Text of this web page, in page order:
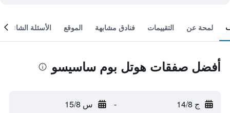
لمحة عن التقييمات فنادق مشابهة الموقع الأسئلة الشائعة
أفضل صفقات هوتل بوم ساسيسو
ج 14/8 - س 15/8